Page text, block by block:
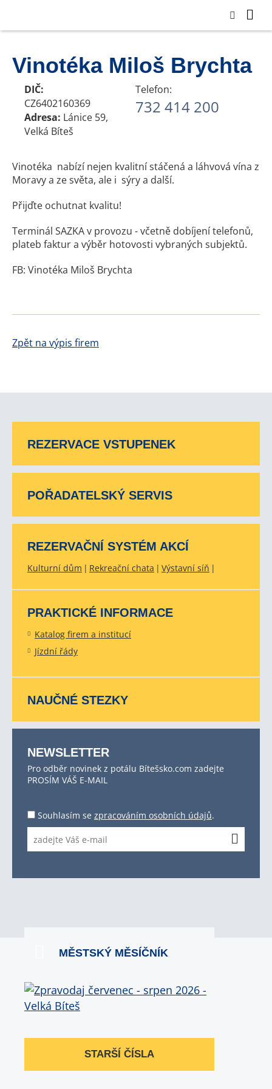
Vinotéka Miloš Brychta
DIČ:
CZ6402160369
Adresa: Lánice 59,
Velká Bíteš
Telefon:
732 414 200
Vinotéka nabízí nejen kvalitní stáčená a láhvová vína z
Moravy a ze světa, ale i sýry a další.
Přijďte ochutnat kvalitu!
Terminál SAZKA v provozu - včetně dobíjení telefonů,
plateb faktur a výběr hotovosti vybraných subjektů.
FB: Vinotéka Miloš Brychta
Zpět na výpis firem
REZERVACE VSTUPENEK
POŘADATELSKÝ SERVIS
REZERVAČNÍ SYSTÉM AKCÍ
Kulturní dům Rekreační chata Výstavní síň
PRAKTICKÉ INFORMACE
Katalog firem a institucí
Jízdní řády
NAUČNÉ STEZKY
NEWSLETTER
Pro odběr novinek z potálu Bítešsko.com zadejte
PROSÍM VÁŠ E-MAIL
Souhlasím se zpracováním osobních údajů.
MĚSTSKÝ MĚSÍČNÍK
STARŠÍ ČÍSLA